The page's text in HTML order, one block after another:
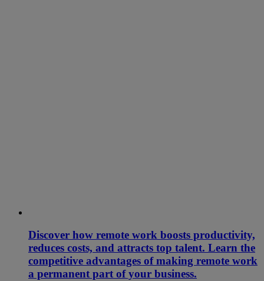
Discover how remote work boosts productivity,
reduces costs, and attracts top talent. Learn the
competitive advantages of making remote work
a permanent part of your business.